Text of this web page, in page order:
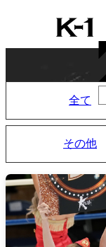
K-
1
全て
その他